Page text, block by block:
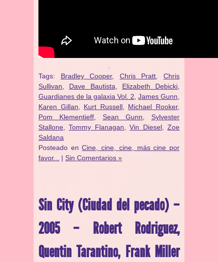
Tags: Bradley Cooper, Chris Pratt ,Chris
Sullivan
Dave Bautista Elizabeth Debicki
Guardianes de la galaxia Vol. 2 James Gunn
Karen Gillan
Kurt Russell, Michael Rooker,
Pom Klementieff
Sean Gunn
Sylvester
Stallone ,Tommy Flanagan ,Vin Diesel,Zoe
Saldana
Posteado enCine, cine, cine, más cine por
favor...
| Sin Comentarios »
Sin City (Ciudad del pecado) –
2005 – Robert Rodriguez,
Quentin Tarantino, Frank Miller